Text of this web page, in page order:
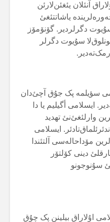
آنئلان یئغئن‌لارئن
یاشاتتئغئ
دگرلردیر. گۆنۆمۆز
سۇیوت دگرلر
سؤیلمە پک جۇق آچئ‌دان
ایسلامی أگیلیم یا دا
وارلئغئ‌نئ تهدید
ایسلامی
مۆداحالەسی آلتئندا
دینی کۆلتۆر
سۇنوجونو
اۇلاراق بیلینن پک چۇق